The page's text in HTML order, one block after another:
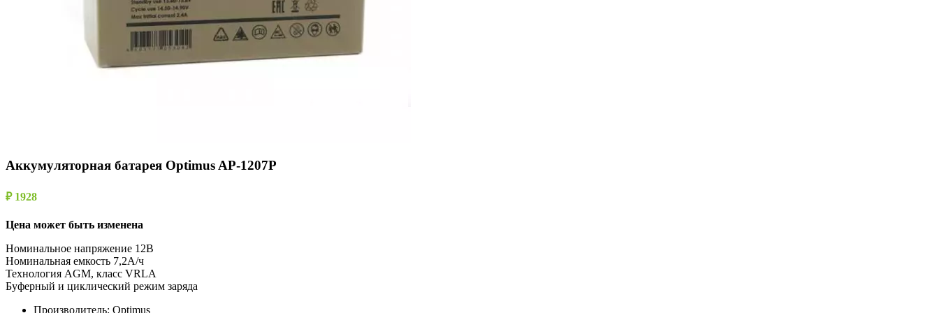
Аккумуляторная батарея Optimus AP-1207P
₽ 1928
Цена может быть изменена
Номинальное напряжение 12B
Номинальная емкость 7,2A/ч
Технология AGM, класс VRLA
Буферный и циклический режим заряда
Производитель: Optimus